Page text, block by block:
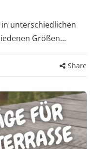
unterschiedlichen
Größen…
Share